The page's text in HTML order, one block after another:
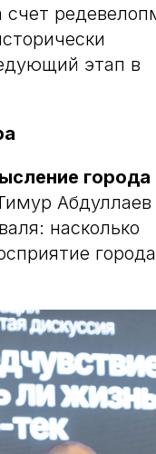
счет
этап в
города
Абдуллаев
насколько